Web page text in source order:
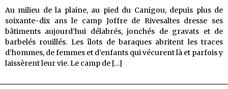
Au milieu de la plaine, au pied du Canigou, depuis plus de
soixante-dix ans le camp Joffre de Rivesaltes dresse ses
bâtiments aujourd’hui délabrés, jonchés de gravats et de
barbelés rouillés. Les îlots de baraques abritent les traces
d’hommes, de femmes et d’enfants qui vécurent là et parfois y
laissèrent leur vie. Le camp de […]
de